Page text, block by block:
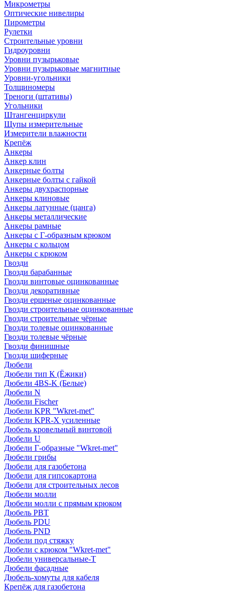
Микрометры
Оптические нивелиры
Пирометры
Рулетки
Строительные уровни
Гидроуровни
Уровни пузырьковые
Уровни пузырьковые магнитные
Уровни-угольники
Толщиномеры
Треноги (штативы)
Угольники
Штангенциркули
Щупы измерительные
Измерители влажности
Крепёж
Анкеры
Анкер клин
Анкерные болты
Анкерные болты с гайкой
Анкеры двухраспорные
Анкеры клиновые
Анкеры латунные (цанга)
Анкеры металлические
Анкеры рамные
Анкеры с Г-образным крюком
Анкеры с кольцом
Анкеры с крюком
Гвозди
Гвозди барабанные
Гвозди винтовые оцинкованные
Гвозди декоративные
Гвозди ершеные оцинкованные
Гвозди строительные оцинкованные
Гвозди строительные чёрные
Гвозди толевые оцинкованные
Гвозди толевые чёрные
Гвозди финишные
Гвозди шиферные
Дюбели
Дюбели тип К (Ёжики)
Дюбели 4BS-K (Белые)
Дюбели N
Дюбели Fischer
Дюбели KPR "Wkret-met"
Дюбели KPR-Х усиленные
Дюбель кровельный винтовой
Дюбели U
Дюбели Г-образные "Wkret-met"
Дюбели грибы
Дюбели для газобетона
Дюбели для гипсокартона
Дюбели для строительных лесов
Дюбели молли
Дюбели молли с прямым крюком
Дюбель PBT
Дюбель PDU
Дюбель PND
Дюбели под стяжку
Дюбели с крюком "Wkret-met"
Дюбели универсальные-Т
Дюбели фасадные
Дюбель-хомуты для кабеля
Крепёж для газобетона